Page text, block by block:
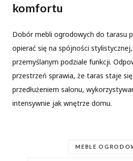
komfortu
Dobór mebli ogrodowych do tarasu
opierać się na spójności
przemyślanym podziale funkcji.
przestrzeń sprawia, że taras staje
przedłużeniem salonu,
intensywnie jak wnętrze domu.
MEBLE